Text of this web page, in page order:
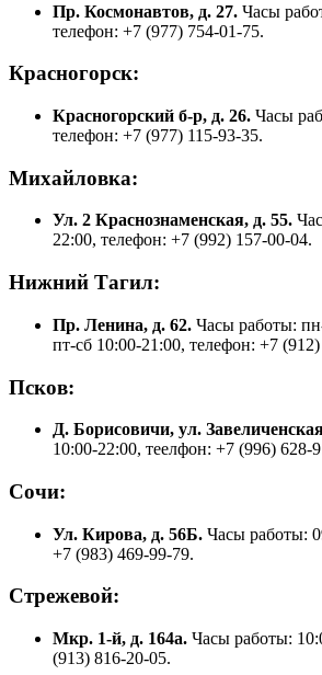
Пр. Космонавтов, д. 27. Часы
телефон: +7 (977) 754-01-75.
Красногорск:
Красногорский б-р, д. 26. Часы
телефон: +7 (977) 115-93-35.
Михайловка:
Ул. 2 Краснознаменская, д. 55.
22:00, телефон: +7 (992) 157-00-04.
Нижний Тагил:
Пр. Ленина, д. 62. Часы работы:
пт-сб 10:00-21:00, телефон: +7
Псков:
Д. Борисовичи, ул.
10:00-22:00, теелфон: +7 (996) 628-
Сочи:
Ул. Кирова, д. 56Б. Часы работы:
+7 (983) 469-99-79.
Стрежевой:
Мкр. 1-й, д. 164а. Часы работы:
(913) 816-20-05.